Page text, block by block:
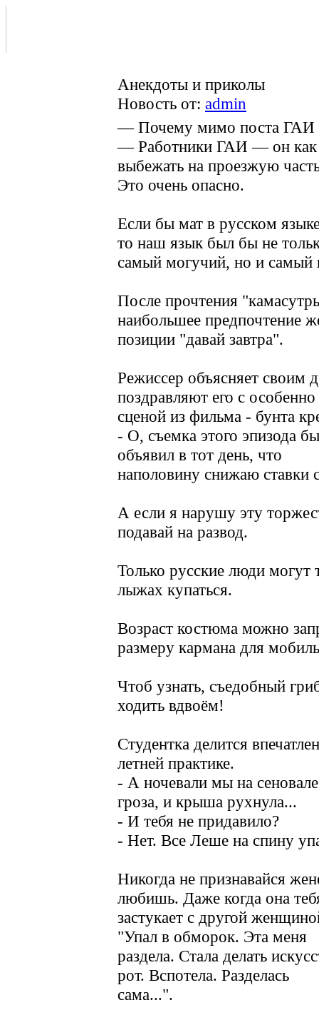
Анекдоты и приколы
Новость от: admin
— Почему мимо поста ГАИ
— Работники ГАИ — он как
выбежать на проезжую
Это очень опасно.
Если бы мат в русском
то наш язык был бы не
самый могучий, но и самый
После прочтения
наибольшее предпочтение
позиции "давай завтра".
Режиссер объясняет своим
поздравляют его с
сценой из фильма - бунта
- О, съемка этого эпизода
объявил в тот день, что
наполовину снижаю ставки
А если я нарушу эту
подавай на развод.
Только русские люди могут
лыжах купаться.
Возраст костюма можно
размеру кармана для
Чтоб узнать, съедобный
ходить вдвоём!
Студентка делится
летней практике.
- А ночевали мы на
гроза, и крыша рухнула...
- И тебя не придавило?
- Нет. Все Леше на спину
Никогда не признавайся
любишь. Даже когда она
застукает с другой
"Упал в обморок. Эта меня
раздела. Стала делать
рот. Вспотела. Разделась
сама...".